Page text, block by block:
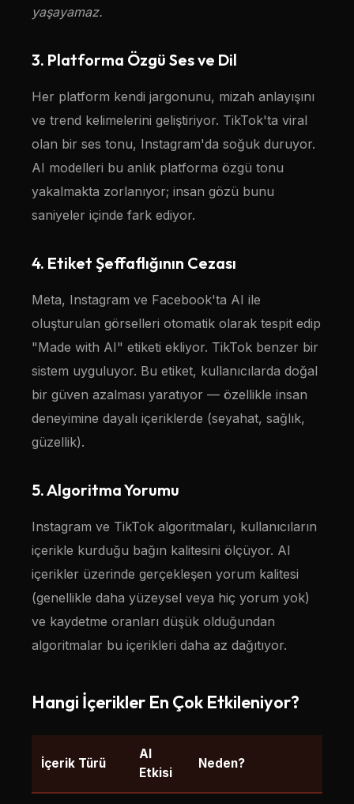
yaşayamaz.
3. Platforma Özgü Ses ve Dil
Her platform kendi jargonunu, mizah anlayışını
ve trend kelimelerini geliştiriyor. TikTok'ta viral
olan bir ses tonu, Instagram'da soğuk duruyor.
AI modelleri bu anlık platforma özgü tonu
yakalmakta zorlanıyor; insan gözü bunu
saniyeler içinde fark ediyor.
4. Etiket Şeffaflığının Cezası
Meta, Instagram ve Facebook'ta AI ile
oluşturulan görselleri otomatik olarak tespit edip
"Made with AI" etiketi ekliyor. TikTok benzer bir
sistem uyguluyor. Bu etiket, kullanıcılarda doğal
bir güven azalması yaratıyor — özellikle insan
deneyimine dayalı içeriklerde (seyahat, sağlık,
güzellik).
5. Algoritma Yorumu
Instagram ve TikTok algoritmaları, kullanıcıların
içerikle kurduğu bağın kalitesini ölçüyor. AI
içerikler üzerinde gerçekleşen yorum kalitesi
(genellikle daha yüzeysel veya hiç yorum yok)
ve kaydetme oranları düşük olduğundan
algoritmalar bu içerikleri daha az dağıtıyor.
Hangi İçerikler En Çok Etkileniyor?
İçerik Türü
AI
Etkisi
Neden?